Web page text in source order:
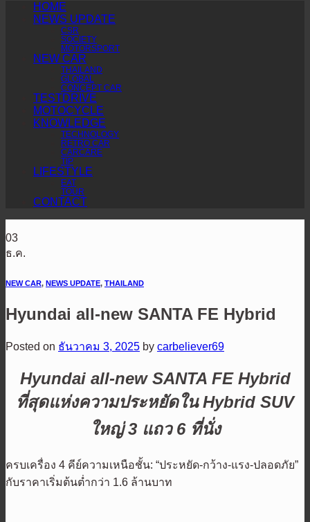
HOME
NEWS UPDATE
CSR
SOCIETY
MOTORSPORT
NEW CAR
THAILAND
GLOBAL
CONCEPT CAR
TESTDRIVE
MOTOCYCLE
KNOWLEDGE
TECHNOLOGY
RETRO CAR
CARCARE
TIP
LIFESTYLE
EAT
TOUR
CONTACT
03
ธ.ค.
NEW CAR, NEWS UPDATE, THAILAND
Hyundai all-new SANTA FE Hybrid
Posted on ธันวาคม 3, 2025 by carbeliever69
Hyundai all-new SANTA FE Hybrid
ที่สุดแห่งความประหยัดใน Hybrid SUV
ใหญ่ 3 แถว 6 ที่นั่ง
ครบเครื่อง 4 คีย์ความเหนือชั้น: “ประหยัด-กว้าง-แรง-ปลอดภัย”
กับราคาเริ่มต้นต่ำกว่า 1.6 ล้านบาท